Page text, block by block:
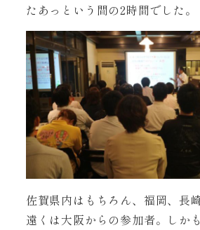
たあっという間の2時間でした。
佐賀県内はもちろん、福岡、長
遠くは大阪からの参加者。しか